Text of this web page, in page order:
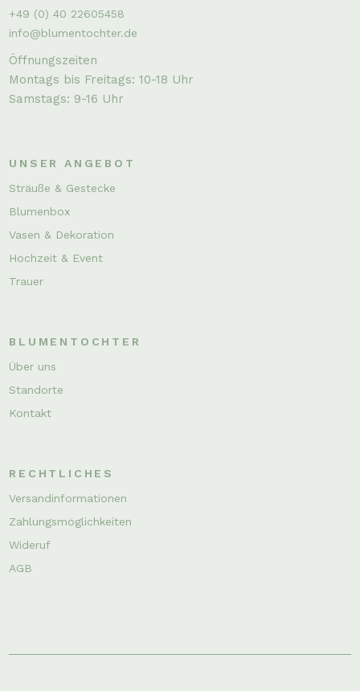
+49 (0) 40 22605458
info@blumentochter.de
Öffnungszeiten
Montags bis Freitags: 10-18 Uhr
Samstags: 9-16 Uhr
UNSER ANGEBOT
Sträuße & Gestecke
Blumenbox
Vasen & Dekoration
Hochzeit & Event
Trauer
BLUMENTOCHTER
Über uns
Standorte
Kontakt
RECHTLICHES
Versandinformationen
Zahlungsmöglichkeiten
Wideruf
AGB